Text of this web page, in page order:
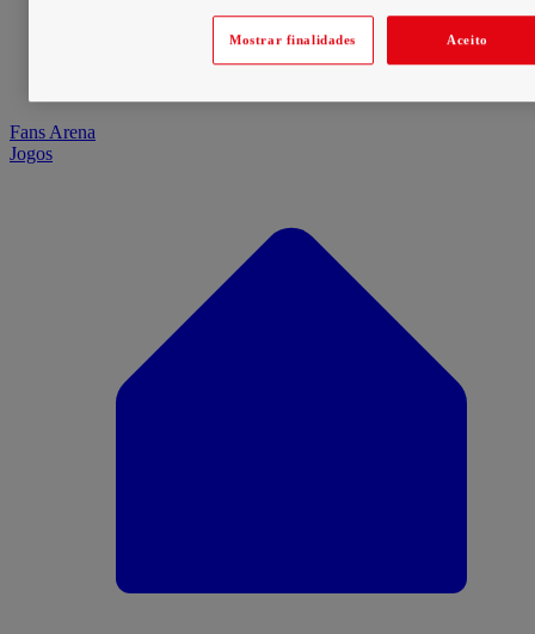
Fans Arena
Jogos
Mostrar finalidades Aceito